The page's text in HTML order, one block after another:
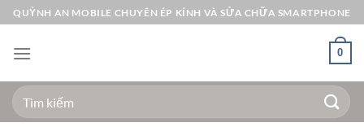
Bỏ
qua
nội
QUỲNH AN MOBILE CHUYÊN ÉP KÍNH VÀ SỬA CHỮA SMARTPHONE
0
Tìm
kiếm: